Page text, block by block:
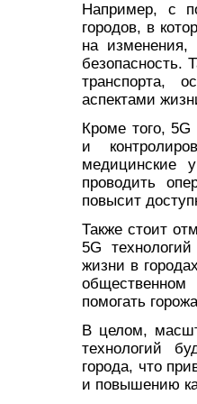
Например, с
городов, в
на изменения,
безопасность.
транспорта,
аспектами
Кроме того,
и
медицинские
проводить
повысит
Также стоит
5G
жизни в
помогать
В целом,
технологий
города, что
и повышению